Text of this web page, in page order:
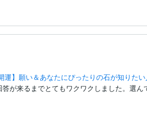
】願い＆あなたにぴったりの石が知りた
が来るまでとてもワクワクしました。選